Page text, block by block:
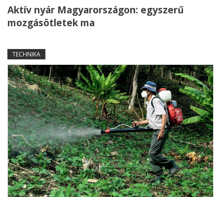
Aktív nyár Magyarországon: egyszerű
mozgásötletek ma
TECHNIKA